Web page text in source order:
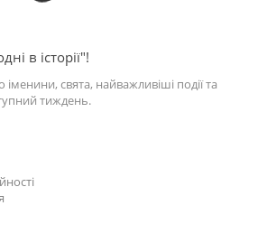
в історії"!
іменини, свята, найважливіші події та
тиждень.